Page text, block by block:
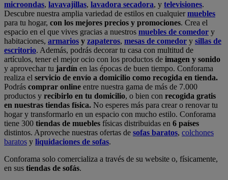
microondas, lavavajillas, lavadora secadora, y televisiones.
Descubre nuestra amplia variedad de estilos en cualquiermuebles
para tu hogar, con los mejores precios y promociones. Crea el
espacio en el que vives gracias a nuestros muebles de comedor y
habitaciones, armarios y zapateros, mesas de comedor y sillas de
escritorio. Además, podrás decorar tu casa con multitud de
artículos, tener el mejor ocio con los productos de imagen y sonido
y aprovechar tu jardín en las épocas de buen tiempo. Conforama
realiza el servicio de envío a domicilio como recogida en tienda.
Podrás comprar online entre nuestra gama de más de 7.000
productos y recibirlo en tu domicilio, o bien con recogida gratis
en nuestras tiendas física. No esperes más para crear o renovar tu
hogar y transformarlo en un espacio con mucho estilo. Conforama
tiene 300 tiendas de muebles físicas distribuidas en 6 países
distintos. Aproveche nuestras ofertas de sofas baratos, colchones
baratos y liquidaciones de sofas.
Conforama solo comercializa a través de su website o, físicamente,
en sus tiendas de sofás.